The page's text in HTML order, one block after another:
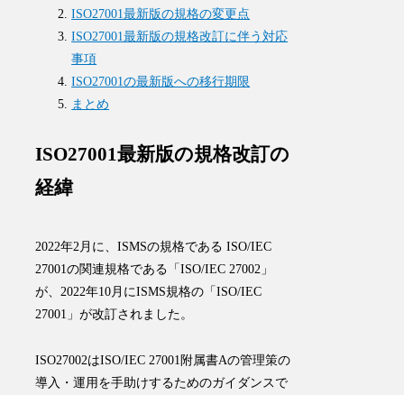
ISO27001最新版の規格の変更点
ISO27001最新版の規格改訂に伴う対応
事項
ISO27001の最新版への移行期限
まとめ
ISO27001最新版の規格改訂の
経緯
2022年2月に、ISMSの規格である ISO/IEC
27001の関連規格である「ISO/IEC 27002」
が、2022年10月にISMS規格の「ISO/IEC
27001」が改訂されました。
ISO27002はISO/IEC 27001附属書Aの管理策の
導入・運用を手助けするためのガイダンスで